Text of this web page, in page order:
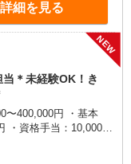
詳細を見る
NEW
＊未経験OK！き
〜400,000円 ・基本
・資格手当：10,000〜
〜70,000円 ・処遇改
勤続年数、保有資格